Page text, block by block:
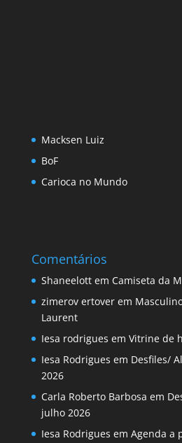
Macksen Luiz
BoF
Carioca no Mundo
Comentários
Shaneelottem Camiseta da
zimerov ertoverem
Laurent
Iesa rodrigues em Vitrine de
Iesa Rodrigues em Desfiles/
2026
Carla Roberto Barbosa em
julho 2026
Iesa Rodrigues em Agenda a